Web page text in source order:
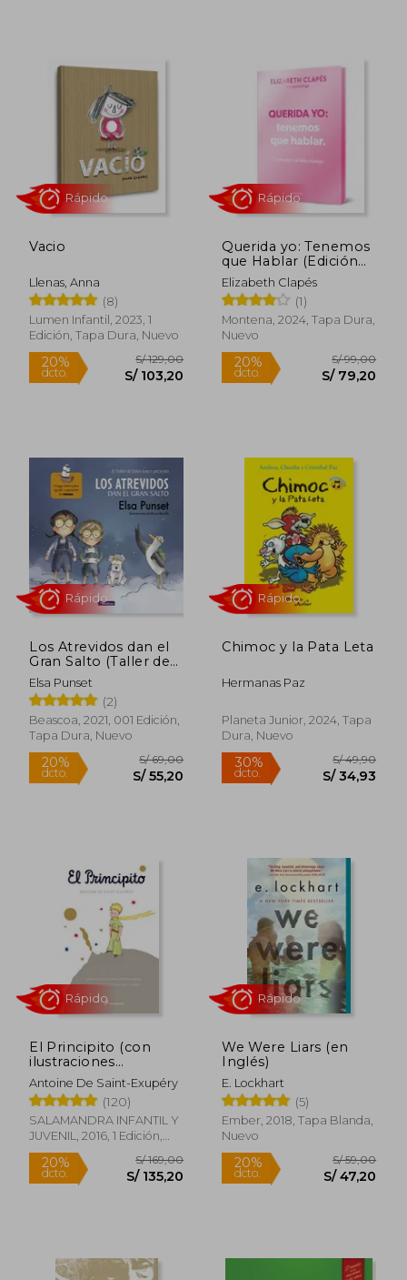
dcto. S/ 78,04
Vacio
Llenas, Anna
(8)
Lumen Infantil, 2023, 1
Edición, Tapa Dura, Nuevo
S/ 129,00
S/ 103,20
Querida yo: Tenemos
que Hablar (Edición
Especial)
Elizabeth Clapés
(1)
Montena, 2024, Tapa Dura,
Nuevo
Los Atrevidos dan el
Gran Salto (Taller de
Emociones 1)
Elsa Punset
(2)
Beascoa, 2021, 001 Edición,
Tapa Dura, Nuevo
20%
dcto. S/ 55,20
Rápido
Chimoc y la Pata Leta
Hermanas Paz
Planeta Junior, 2024, Tapa
Dura, Nuevo
30%
dcto.
Rápido
El Principito (con
ilustraciones
desplegables y el
texto íntegro de la
obra)
Antoine De Saint-Exupéry
(120)
SALAMANDRA INFANTIL Y
JUVENIL, 2016, 1 Edición,
Tapa Dura, Nuevo
We Were Liars (en
Inglés)
E. Lockhart
(5)
Ember, 2018, Tapa Blanda,
Nuevo